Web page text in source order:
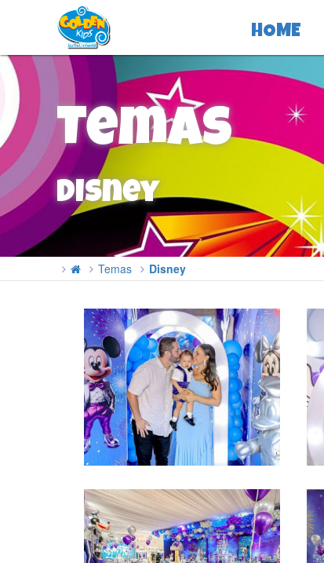
HOME
Temas
Disney
Temas Disney